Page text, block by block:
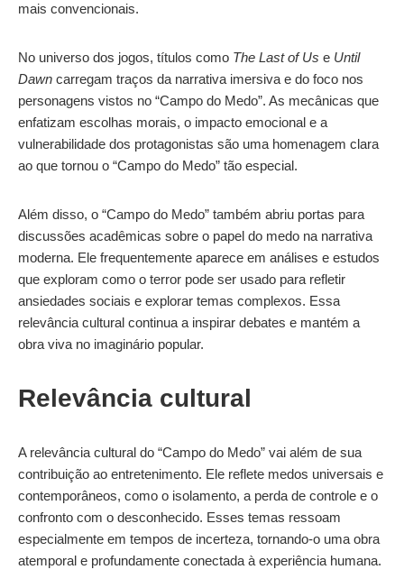
mais convencionais.
No universo dos jogos, títulos como The Last of Us e Until
Dawn carregam traços da narrativa imersiva e do foco nos
personagens vistos no “Campo do Medo”. As mecânicas que
enfatizam escolhas morais, o impacto emocional e a
vulnerabilidade dos protagonistas são uma homenagem clara
ao que tornou o “Campo do Medo” tão especial.
Além disso, o “Campo do Medo” também abriu portas para
discussões acadêmicas sobre o papel do medo na narrativa
moderna. Ele frequentemente aparece em análises e estudos
que exploram como o terror pode ser usado para refletir
ansiedades sociais e explorar temas complexos. Essa
relevância cultural continua a inspirar debates e mantém a
obra viva no imaginário popular.
Relevância cultural
A relevância cultural do “Campo do Medo” vai além de sua
contribuição ao entretenimento. Ele reflete medos universais e
contemporâneos, como o isolamento, a perda de controle e o
confronto com o desconhecido. Esses temas ressoam
especialmente em tempos de incerteza, tornando-o uma obra
atemporal e profundamente conectada à experiência humana.